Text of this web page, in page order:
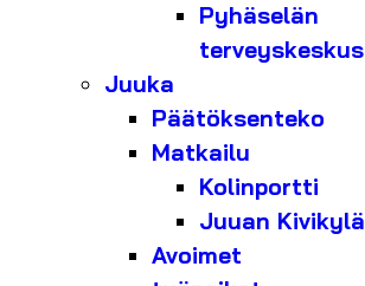
Pyhäselän
terveyskeskus
Juuka
Päätöksenteko
Matkailu
Kolinportti
Juuan Kivikylä
Avoimet